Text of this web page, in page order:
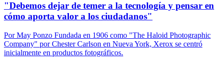
"Debemos dejar de temer a la tecnología y pensar en
cómo aporta valor a los ciudadanos"
Por May Ponzo Fundada en 1906 como "The Haloid Photographic
Company" por Chester Carlson en Nueva York, Xerox se centró
inicialmente en productos fotográficos.